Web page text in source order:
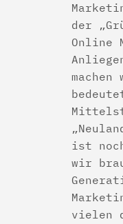
der
Online
ist
wir
vielen